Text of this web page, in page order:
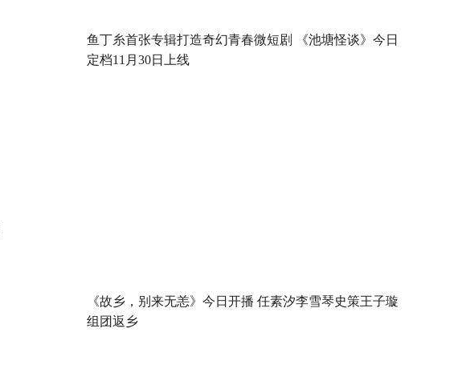
鱼丁糸首张专辑打造奇幻青春微短剧 《池塘怪谈》今日
定档11月30日上线
《故乡，别来无恙》今日开播 任素汐李雪琴史策王子璇
组团返乡